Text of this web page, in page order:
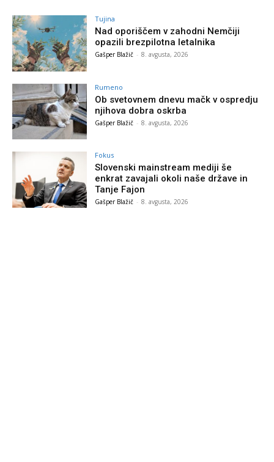
Tujina
Nad oporiščem v zahodni Nemčiji
opazili brezpilotna letalnika
Gašper Blažič - 8. avgusta, 2026
Rumeno
Ob svetovnem dnevu mačk v ospredju
njihova dobra oskrba
Gašper Blažič - 8. avgusta, 2026
Fokus
Slovenski mainstream mediji še
enkrat zavajali okoli naše države in
Tanje Fajon
Gašper Blažič - 8. avgusta, 2026